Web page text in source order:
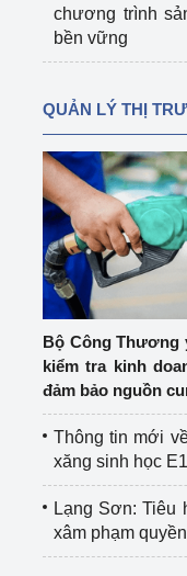
chương trình
bền vững
QUẢN LÝ THỊ
Bộ Công Thương
kiểm tra kinh
đảm bảo nguồn
Thông tin mới
xăng sinh học
Lạng Sơn: Tiêu
xâm phạm